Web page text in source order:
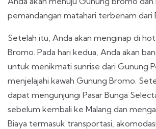
pemandangan matahari terbenam dari
Setelah itu, Anda akan menginap di
Bromo. Pada hari kedua, Anda akan
untuk menikmati sunrise dari Gunung
menjelajahi kawah Gunung Bromo.
dapat mengunjungi Pasar Bunga
sebelum kembali ke Malang dan
Biaya termasuk transportasi,